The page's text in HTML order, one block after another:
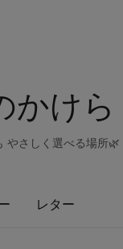
かけ
やさしく選べる場所
レター